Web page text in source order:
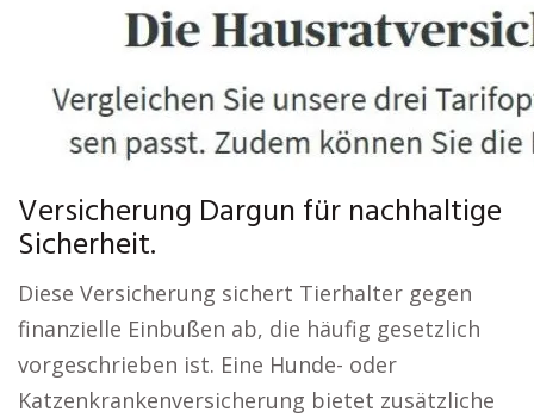
Versicherung Dargun für nachhaltige
Sicherheit.
Diese Versicherung sichert Tierhalter gegen
finanzielle Einbußen ab, die häufig gesetzlich
vorgeschrieben ist. Eine Hunde- oder
Katzenkrankenversicherung bietet zusätzliche